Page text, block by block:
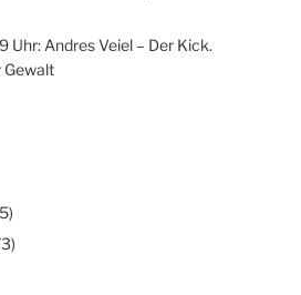
Uhr: Andres Veiel – Der Kick.
Gewalt